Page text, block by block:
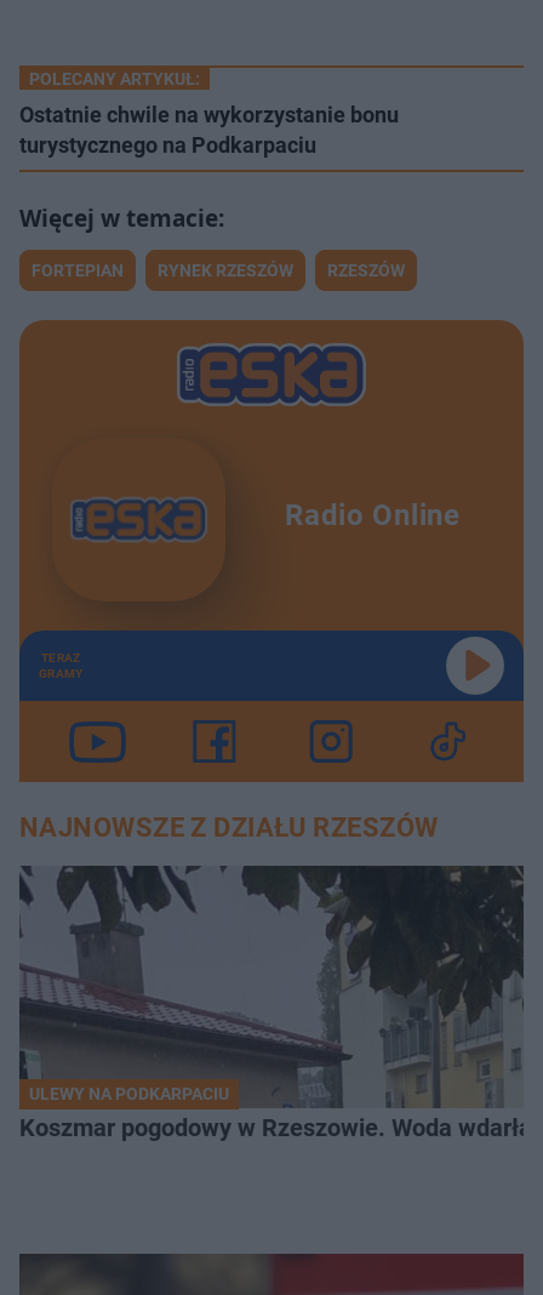
POLECANY ARTYKUŁ:
Ostatnie chwile na wykorzystanie bonu
turystycznego na Podkarpaciu
FORTEPIAN RYNEK RZESZÓW RZESZÓW
Radio Online
TERAZ
GRAMY
NAJNOWSZE Z DZIAŁU RZESZÓW
ULEWY NA PODKARPACIU
Koszmar pogodowy w Rzeszowie. Woda